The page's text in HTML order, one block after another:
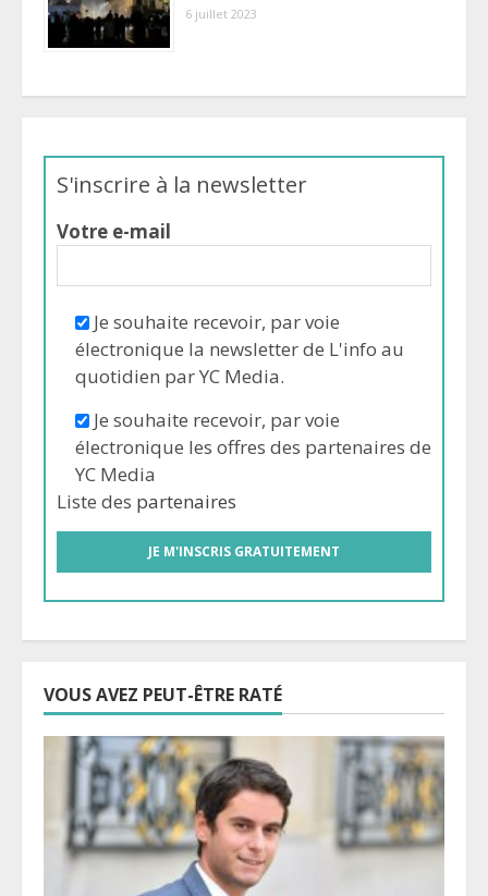
6 juillet 2023
S'inscrire à la newsletter
Votre e-mail
Je souhaite recevoir, par voie
électronique la newsletter de L'info au
quotidien par YC Media.
Je souhaite recevoir, par voie
électronique les offres des partenaires de
YC Media
Liste des partenaires
VOUS AVEZ PEUT-ÊTRE RATÉ